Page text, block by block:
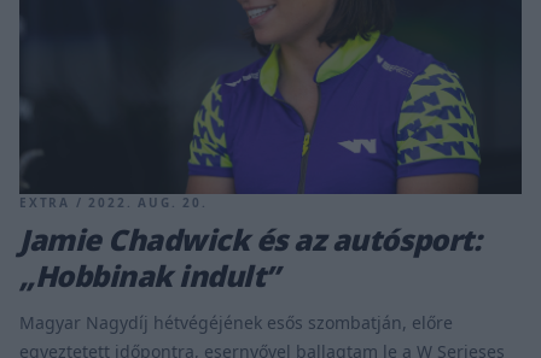
EXTRA / 2022. AUG. 20.
Jamie Chadwick és az autósport:
„Hobbinak indult”
Magyar Nagydíj hétvégéjének esős szombatján, előre
egyeztetett időpontra, esernyővel ballagtam le a W Serieses